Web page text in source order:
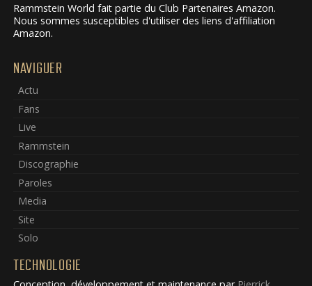
Rammstein World fait partie du Club Partenaires Amazon.
Nous sommes susceptibles d'utiliser des liens d'affiliation
Amazon.
NAVIGUER
Actu
Fans
Live
Rammstein
Discographie
Paroles
Media
Site
Solo
TECHNOLOGIE